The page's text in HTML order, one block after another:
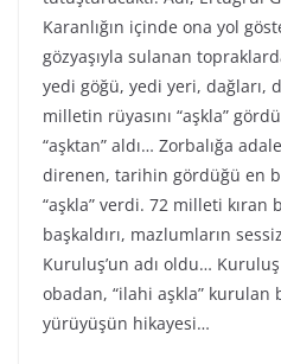
Karanlığın içinde ona yol
gözyaşıyla sulanan
yedi göğü, yedi yeri, dağları,
milletin rüyasını “aşkla”
“aşktan” aldı… Zorbalığa
direnen, tarihin gördüğü en
“aşkla” verdi. 72 milleti kıran
başkaldırı, mazlumların
Kuruluş’un adı oldu…
obadan, “ilahi aşkla”
yürüyüşün hikayesi…